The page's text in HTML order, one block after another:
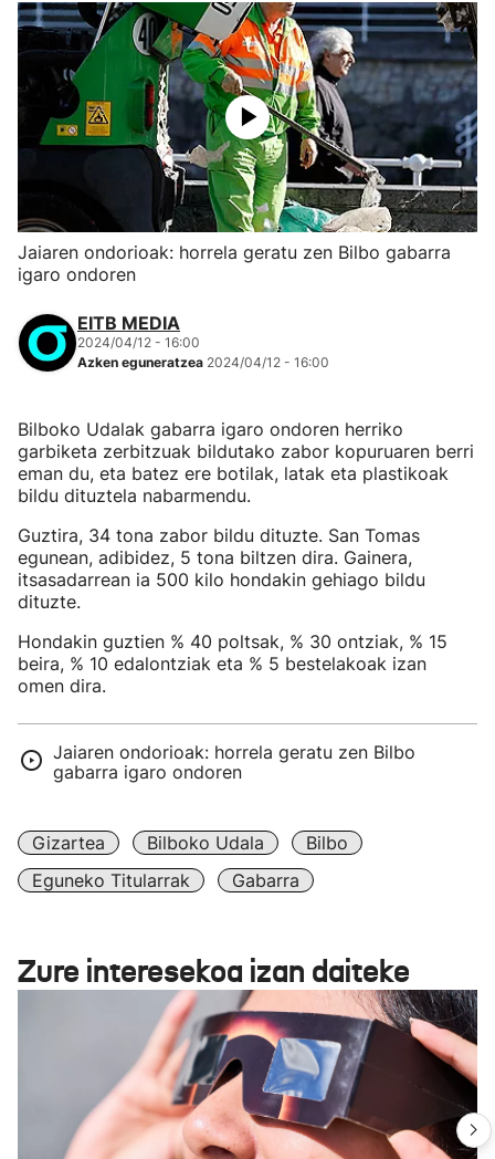
Jaiaren ondorioak: horrela geratu zen Bilbo gabarra
igaro ondoren
EITB MEDIA
2024/04/12 - 16:00
Azken eguneratzea 2024/04/12 - 16:00
Bilboko Udalak gabarra igaro ondoren herriko
garbiketa zerbitzuak bildutako zabor kopuruaren berri
eman du, eta batez ere botilak, latak eta plastikoak
bildu dituztela nabarmendu.
Guztira, 34 tona zabor bildu dituzte. San Tomas
egunean, adibidez, 5 tona biltzen dira. Gainera,
itsasadarrean ia 500 kilo hondakin gehiago bildu
dituzte.
Hondakin guztien % 40 poltsak, % 30 ontziak, % 15
beira, % 10 edalontziak eta % 5 bestelakoak izan
omen dira.
Jaiaren ondorioak: horrela geratu zen Bilbo
gabarra igaro ondoren
Gizartea Bilboko Udala
Bilbo
Eguneko Titularrak
Gabarra
Zure interesekoa izan daiteke